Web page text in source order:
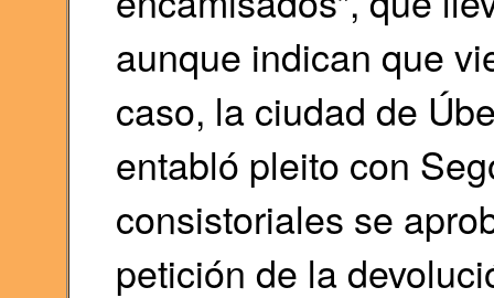
aunque indican que
caso, la ciudad de
entabló pleito con
consistoriales se
petición de la